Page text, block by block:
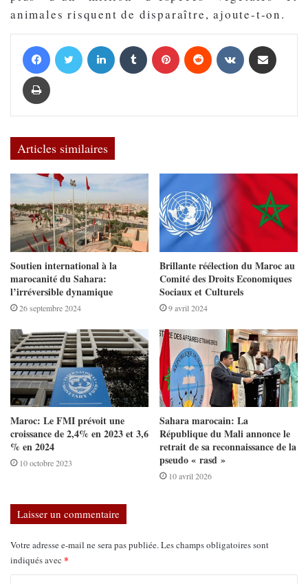
animales risquent de disparaître, ajoute-t-on.
Articles similaires
Soutien international à la
marocanité du Sahara:
l’irréversible dynamique
26 septembre 2024
Brillante réélection du Maroc au
Comité des Droits Economiques
Sociaux et Culturels
9 avril 2024
Maroc: Le FMI prévoit une
croissance de 2,4% en 2023 et 3,6
% en 2024
10 octobre 2023
Sahara marocain: La
République du Mali annonce le
retrait de sa reconnaissance de la
pseudo « rasd »
10 avril 2026
Laisser un commentaire
Votre adresse e-mail ne sera pas publiée.Les champs obligatoires sont
indiqués avec *